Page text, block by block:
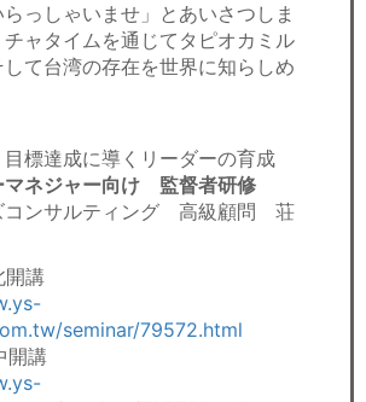
っしゃいませ」とあいさつしま
ャタイムを通じてタピオカミル
て台湾の存在を世界に知らしめ
目標達成に導くリーダーの育成
マネジャー向け 監督者研修
コンサルティング 高級顧問 荘
講
seminar/79572.html
開講